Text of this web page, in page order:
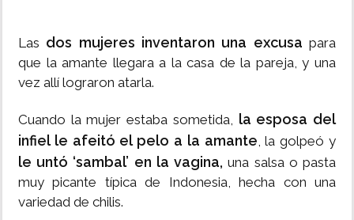
Las dos mujeres inventaron una excusa para
que la amante llegara a la casa de la pareja, y una
vez allí lograron atarla.
Cuando la mujer estaba sometida, la esposa del
infiel le afeitó el pelo a la amante, la golpeó y
le untó ‘sambal’ en la vagina, una salsa o pasta
muy picante típica de Indonesia, hecha con una
variedad de chilis.